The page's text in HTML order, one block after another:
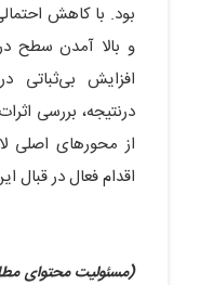
بود. با کاهش
و بالا آمدن سطح
افزایش
درنتیجه، بررسی
از محورهای اصلی
اقدام فعال در قبال
(مسئولیت محتوای